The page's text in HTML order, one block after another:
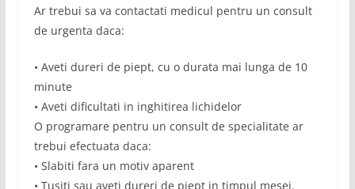
Ar trebui sa va contactati medicul pentru un consult
de urgenta daca:
• Aveti dureri de piept, cu o durata mai lunga de 10
minute
• Aveti dificultati in inghitirea lichidelor
O programare pentru un consult de specialitate ar
trebui efectuata daca:
• Slabiti fara un motiv aparent
• Tusiti sau aveti dureri de piept in timpul mesei.